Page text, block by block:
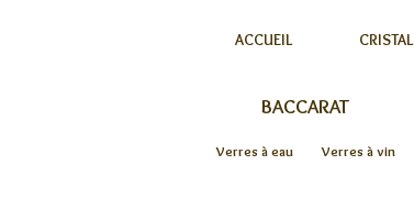
ACCUEIL CRISTAL
BACCARAT
Verres à eau Verres à vin